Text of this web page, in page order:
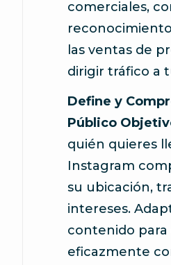
comerciales,
las ventas de
dirigir tráfico a
Define y
Público
quién quieres
Instagram
su ubicación,
intereses.
contenido
eficazmente